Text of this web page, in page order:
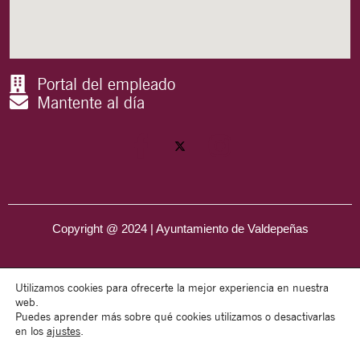
Portal del empleado
Mantente al día
Copyright @ 2024 | Ayuntamiento de Valdepeñas
Utilizamos cookies para ofrecerte la mejor experiencia en nuestra
web.
Puedes aprender más sobre qué cookies utilizamos o desactivarlas
en los ajustes